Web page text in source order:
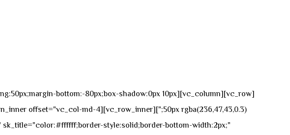
bottom:-80px;box-shadow:0px 10px
style:solid;border-bottom-width:2px;"